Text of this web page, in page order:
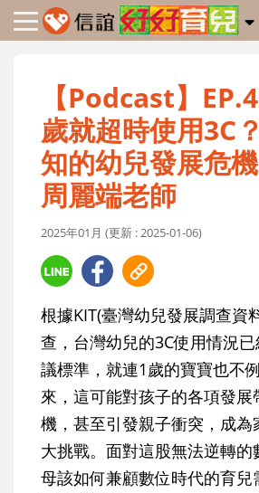
【Podcast】
歲就超時使用3C
知的幼兒發展危
周麗端老師
2025年01月 (更新 : 2025-01-06)
根據KIT(臺灣幼兒發展調查資
查，台灣幼兒的3C使用情況
議標準，就連1歲的寶寶也不
來，這可能對孩子的各項發展
機，甚至引發親子衝突，成為
大挑戰。面對這股無法逆轉的
母該如何兼顧數位時代的育兒